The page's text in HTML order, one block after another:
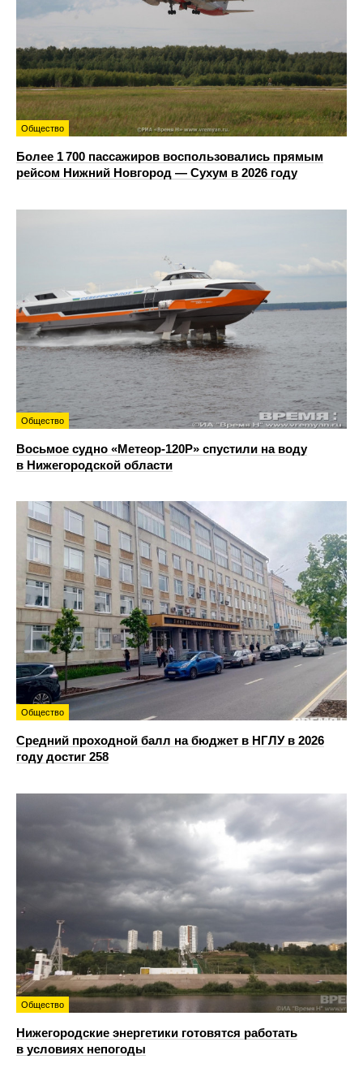
Общество
Более 1 700 пассажиров воспользовались прямым
рейсом Нижний Новгород — Сухум в 2026 году
Общество
Восьмое судно «Метеор-120Р» спустили на воду
в Нижегородской области
Общество
Средний проходной балл на бюджет в НГЛУ в 2026
году достиг 258
Общество
Нижегородские энергетики готовятся работать
в условиях непогоды